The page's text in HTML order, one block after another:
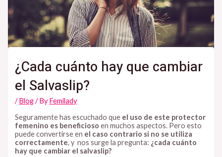
¿Cada cuánto hay que cambiar
el Salvaslip?
/Blog/ ByFemilady
Seguramente has escuchado que el uso de este protector
femenino es beneficioso en muchos aspectos. Pero esto
puede convertirse en el caso contrario si no se utiliza
correctamente, y nos surge la pregunta: ¿cada cuánto
hay que cambiar el salvaslip?